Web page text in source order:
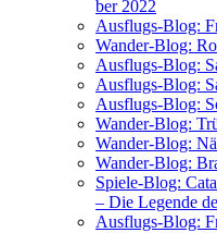
ber 2022
Aus­flugs-Blog:
Wan­der-Blog:
Aus­flugs-Blog:
Aus­flugs-Blog:
Aus­flugs-Blog:
Wan­der-Blog:
Wan­der-Blog:
Wan­der-Blog:
Spie­le-Blog:
– Die Legen­de
Aus­flugs-Blog: